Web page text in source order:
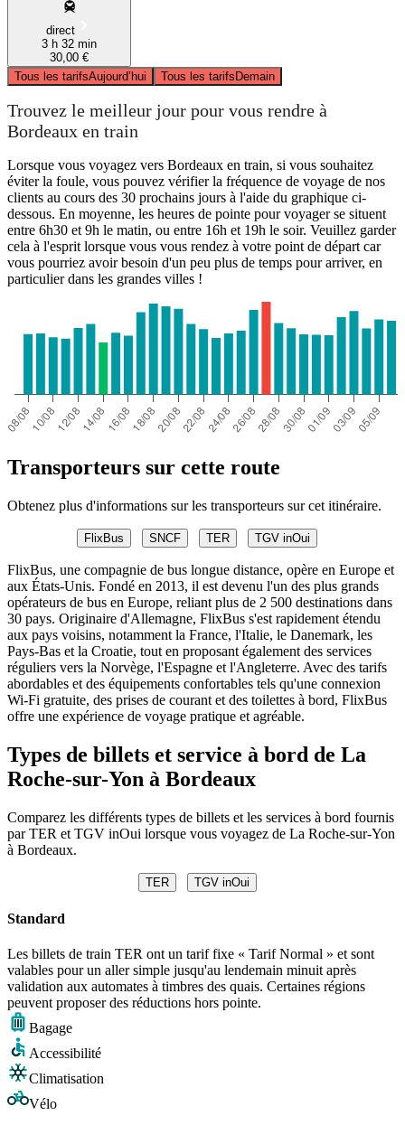
direct
3 h 32 min
30,00 €
Tous les tarifsAujourd’hui Tous les tarifsDemain
Trouvez le meilleur jour pour vous rendre à
Bordeaux en train
Lorsque vous voyagez vers Bordeaux en train, si vous souhaitez
éviter la foule, vous pouvez vérifier la fréquence de voyage de nos
clients au cours des 30 prochains jours à l'aide du graphique ci-
dessous. En moyenne, les heures de pointe pour voyager se situent
entre 6h30 et 9h le matin, ou entre 16h et 19h le soir. Veuillez garder
cela à l'esprit lorsque vous vous rendez à votre point de départ car
vous pourriez avoir besoin d'un peu plus de temps pour arriver, en
particulier dans les grandes villes !
Transporteurs sur cette route
Obtenez plus d'informations sur les transporteurs sur cet itinéraire.
FlixBus SNCF TER TGV inOui
FlixBus, une compagnie de bus longue distance, opère en Europe et
aux États-Unis. Fondé en 2013, il est devenu l'un des plus grands
opérateurs de bus en Europe, reliant plus de 2 500 destinations dans
30 pays. Originaire d'Allemagne, FlixBus s'est rapidement étendu
aux pays voisins, notamment la France, l'Italie, le Danemark, les
Pays-Bas et la Croatie, tout en proposant également des services
réguliers vers la Norvège, l'Espagne et l'Angleterre. Avec des tarifs
abordables et des équipements confortables tels qu'une connexion
Wi-Fi gratuite, des prises de courant et des toilettes à bord, FlixBus
offre une expérience de voyage pratique et agréable.
Types de billets et service à bord de La
Roche-sur-Yon à Bordeaux
Comparez les différents types de billets et les services à bord fournis
par TER et TGV inOui lorsque vous voyagez de La Roche-sur-Yon
à Bordeaux.
TER TGV inOui
Standard
Les billets de train TER ont un tarif fixe « Tarif Normal » et sont
valables pour un aller simple jusqu'au lendemain minuit après
validation aux automates à timbres des quais. Certaines régions
peuvent proposer des réductions hors pointe.
Bagage
Accessibilité
Climatisation
Vélo